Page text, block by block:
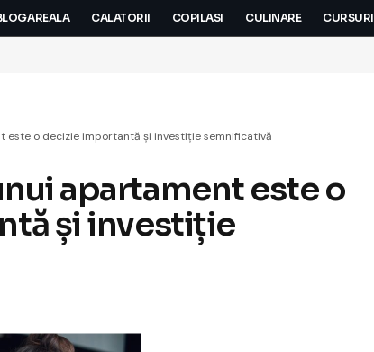
CALATORII COPILASI CULINARE CURSURI
este o decizie importantă și investiție semnificativă
apartament este o
și investiție